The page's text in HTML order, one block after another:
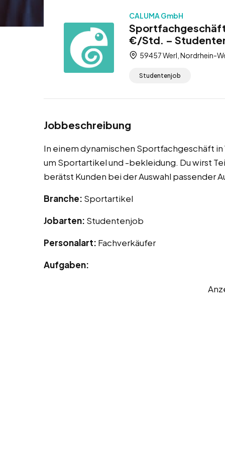
CALUMA GmbH
€/Std. –
59457 Werl, Nordrhein-
Studentenjob
Jobbeschreibung
In einem dynamischen Sportfachgeschäft
um Sportartikel und -bekleidung. Du wirst
berätst Kunden bei der Auswahl passender
Branche: Sportartikel
Jobarten: Studentenjob
Personalart: Fachverkäufer
Aufgaben: